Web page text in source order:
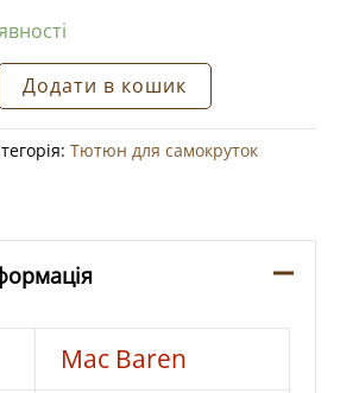
Додати в кошик
Тютюн для самокруток
Mac Baren